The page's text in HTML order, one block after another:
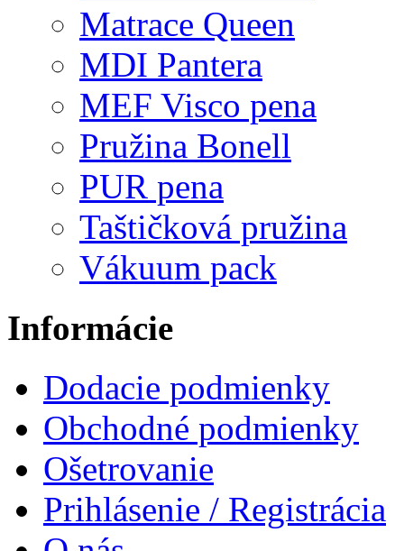
Matrace Queen
MDI Pantera
MEF Visco pena
Pružina Bonell
PUR pena
Taštičková pružina
Vákuum pack
Informácie
Dodacie podmienky
Obchodné podmienky
Ošetrovanie
Prihlásenie / Registrácia